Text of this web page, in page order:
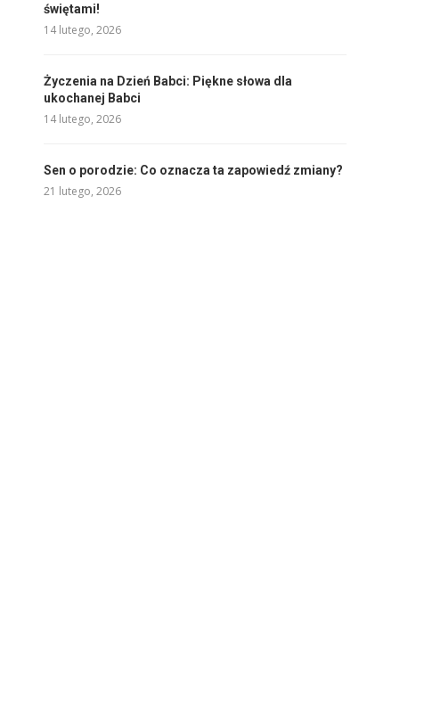
świętami!
14 lutego, 2026
Życzenia na Dzień Babci: Piękne słowa dla
ukochanej Babci
14 lutego, 2026
Sen o porodzie: Co oznacza ta zapowiedź zmiany?
21 lutego, 2026